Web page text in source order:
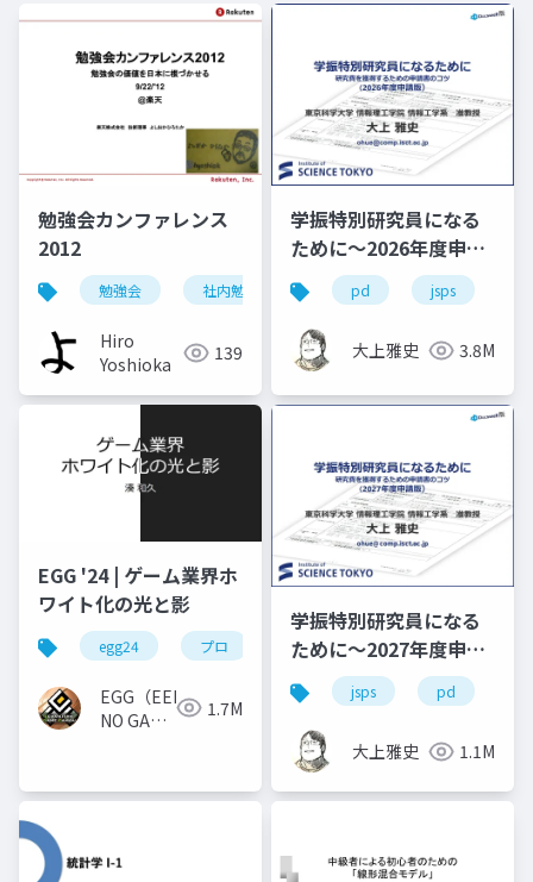
勉強会カンファレンス
2012
勉強会 社内勉強会 学び
Hiro
Yoshioka
139
学振特別研究員になる
ために～2026年度申請
版
pd jsps
大上雅史 3.8M
EGG '24 | ゲーム業界ホ
ワイト化の光と影
egg24 プロ
EGG（EEKANJI
NO GAME
1.7M
学振特別研究員になる
ために～2027年度申請
版
jsps pd
大上雅史 1.1M